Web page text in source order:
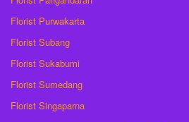
Florist Purwakarta
Florist Subang
Florist Sukabumi
Florist Sumedang
Florist Singaparna